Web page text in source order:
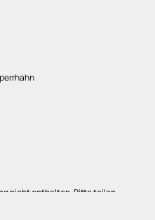
nicht enthalten. Bitte teilen